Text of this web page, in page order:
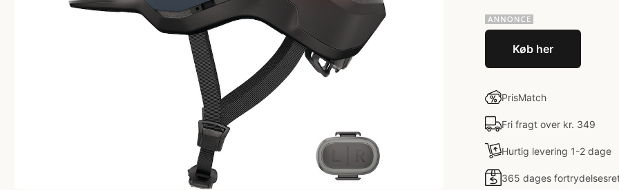
Køb her
PrisMatch
Fri fragt over kr. 349
Hurtig levering 1-2 dage
365 dages